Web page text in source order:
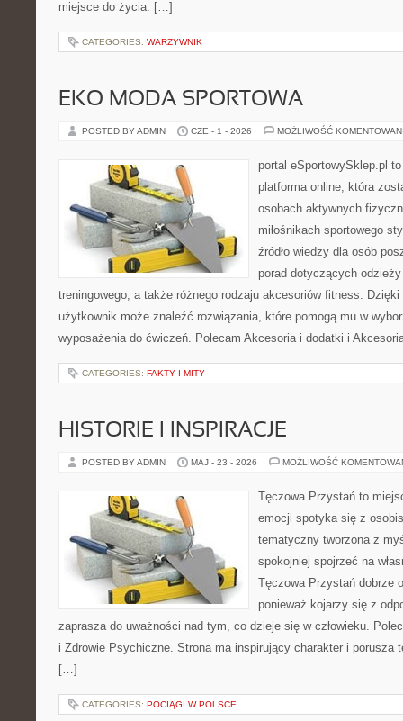
miejsce do życia. […]
CATEGORIES: WARZYWNIK
EKO MODA SPORTOWA
POSTED BY ADMIN CZE - 1 - 2026 MOŻLIWOŚĆ
portal eSportowySklep.pl
platforma online, która
osobach aktywnych
miłośnikach sportowego
źródło wiedzy dla osób
porad dotyczących
treningowego, a także różnego rodzaju akcesoriów fitness.
użytkownik może znaleźć rozwiązania, które pomogą mu w
wyposażenia do ćwiczeń. Polecam Akcesoria i dodatki i
CATEGORIES: FAKTY I MITY
HISTORIE I INSPIRACJE
POSTED BY ADMIN MAJ - 23 - 2026 MOŻLIWOŚĆ
Tęczowa Przystań to
emocji spotyka się z
tematyczny tworzona z
spokojniej spojrzeć na
Tęczowa Przystań dobrze
ponieważ kojarzy się z
zaprasza do uważności nad tym, co dzieje się w człowieku.
i Zdrowie Psychiczne. Strona ma inspirujący charakter i porusza
[…]
CATEGORIES: POCIĄGI W POLSCE